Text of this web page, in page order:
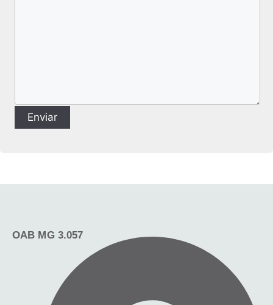
OAB MG 3.057